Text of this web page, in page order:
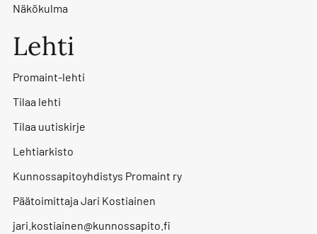
Näkökulma
Lehti
Promaint-lehti
Tilaa lehti
Tilaa uutiskirje
Lehtiarkisto
Kunnossapitoyhdistys Promaint ry
Päätoimittaja Jari Kostiainen
jari.kostiainen@kunnossapito.fi